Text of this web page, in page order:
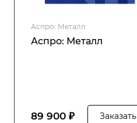
Аспро: Металл
Аспро: Металл
89 900 ₽ Заказать